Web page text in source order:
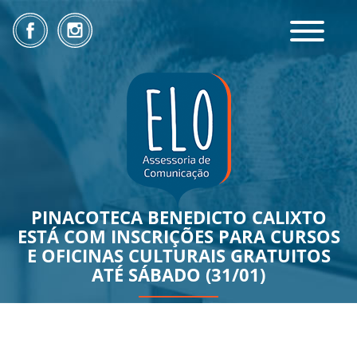
Toggle
PINACOTECA BENEDICTO CALIXTO
ESTÁ COM INSCRIÇÕES PARA CURSOS
E OFICINAS CULTURAIS GRATUITOS
ATÉ SÁBADO (31/01)